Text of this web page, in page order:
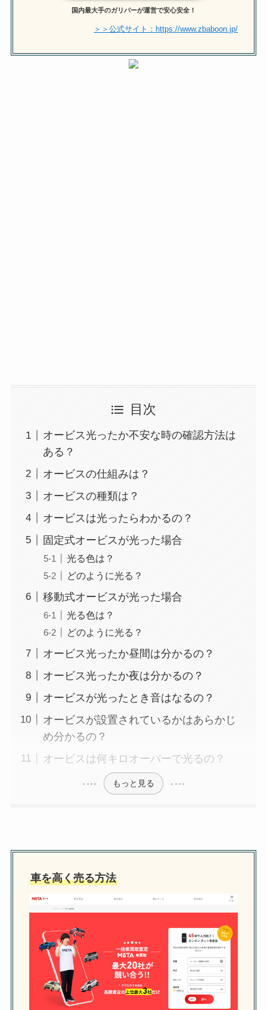
国内最大手のガリバーが運営で安心安全！
＞＞公式サイト：https://www.zbaboon.jp/
目次
オービス光ったか不安な時の確認方法は
ある？
オービスの仕組みは？
オービスの種類は？
オービスは光ったらわかるの？
固定式オービスが光った場合
光る色は？
どのように光る？
移動式オービスが光った場合
光る色は？
どのように光る？
オービス光ったか昼間は分かるの？
オービス光ったか夜は分かるの？
オービスが光ったとき音はなるの？
オービスが設置されているかはあらかじ
め分かるの？
オービスは何キロオーバーで光るの？
もっと見る
車を高く売る方法